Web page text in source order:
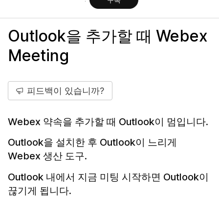
Outlook을 추가할 때 Webex
Meeting
피드백이 있습니까?
Webex 약속을 추가할 때 Outlook이 멈입니다.
Outlook을 설치한 후 Outlook이 느리게
Webex 생산 도구.
Outlook 내에서 지금 미팅 시작하면 Outlook이
끊기게 됩니다.